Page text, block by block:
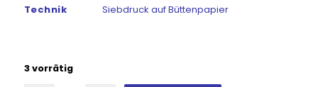
Technik Siebdruck auf Büttenpapier
3 vorrätig